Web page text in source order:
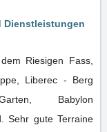
Dienstleistungen
Riesigen Fass,
Liberec - Berg
Babylon
Sehr gute Terraine